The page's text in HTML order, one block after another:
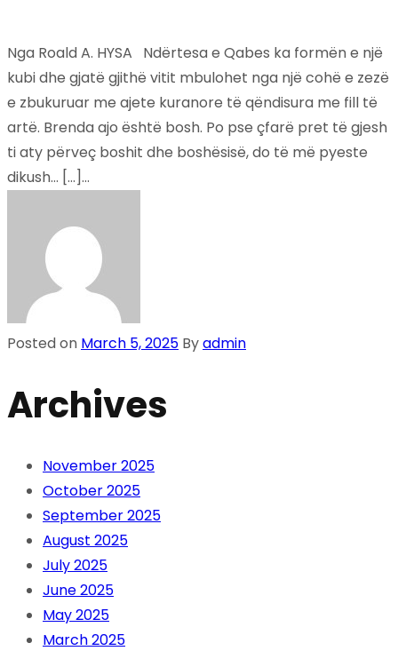
Nga Roald A. HYSA Ndërtesa e Qabes ka formën e një
kubi dhe gjatë gjithë vitit mbulohet nga një cohë e zezë
e zbukuruar me ajete kuranore të qëndisura me fill të
artë. Brenda ajo është bosh. Po pse çfarë pret të gjesh
ti aty përveç boshit dhe boshësisë, do të më pyeste
dikush… […]...
Posted on March 5, 2025 Byadmin
Archives
November 2025
October 2025
September 2025
August 2025
July 2025
June 2025
May 2025
March 2025